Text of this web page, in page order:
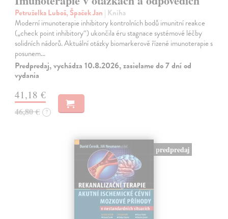
Petruželka Luboš, Špaček Jan | Kniha
Moderní imunoterapie inhibitory kontrolních bodů imunitní reakce
(„check point inhibitory“) ukončila éru stagnace systémové léčby
solidních nádorů. Aktuální otázky biomarkerově řízené imunoterapie s
posunem…
Predpredaj, vychádza 10.8.2026, zasielame do 7 dní od
vydania
41,18 €
46,80 € ?
predpredaj